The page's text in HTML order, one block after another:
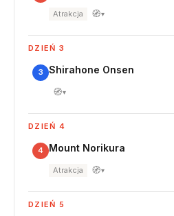
Atrakcja 🧭▾
DZIEŃ 3
3 Shirahone Onsen
🧭▾
DZIEŃ 4
4 Mount Norikura
Atrakcja 🧭▾
DZIEŃ 5